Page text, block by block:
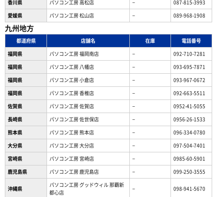
香川県
パソコン工房 高松店 −
087-815-3993
愛媛県
パソコン工房 松山店 − 089-968-1908
九州地方
都道府県 店舗名 在庫
電話番号
福岡県
パソコン工房 福岡南店 −
092-710-7281
福岡県
パソコン工房 八幡店 −
093-695-7871
福岡県
パソコン工房 小倉店 −
093-967-0672
福岡県
パソコン工房 香椎店 −
092-663-5511
佐賀県
パソコン工房 佐賀店 −
0952-41-5055
長崎県
パソコン工房 佐世保店 −
0956-26-1533
熊本県
パソコン工房 熊本店 −
096-334-0780
大分県
パソコン工房 大分店 −
097-504-7401
宮崎県
パソコン工房 宮崎店 −
0985-60-5901
鹿児島県
パソコン工房 鹿児島店 − 099-250-3555
沖縄県
パソコン工房 グッドウィル 那覇新
都心店
− 098-941-5670